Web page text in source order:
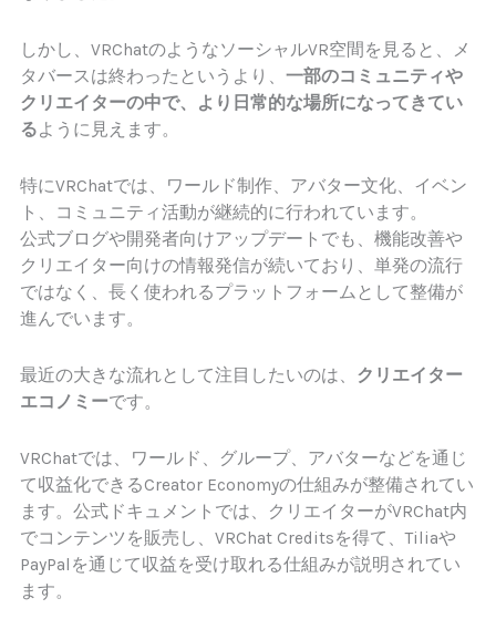
しかし、VRChatのようなソーシャルVR空間を見ると、メ
タバースは終わったというより、一部のコミュニティや
クリエイターの中で、より日常的な場所になってきてい
るように見えます。
特にVRChatでは、ワールド制作、アバター文化、イベン
ト、コミュニティ活動が継続的に行われています。
公式ブログや開発者向けアップデートでも、機能改善や
クリエイター向けの情報発信が続いており、単発の流行
ではなく、長く使われるプラットフォームとして整備が
進んでいます。
最近の大きな流れとして注目したいのは、 クリエイター
エコノミーです。
VRChatでは、ワールド、グループ、アバターなどを通じ
て収益化できるCreator Economyの仕組みが整備されてい
ます。公式ドキュメントでは、クリエイターがVRChat内
でコンテンツを販売し、VRChat Creditsを得て、Tiliaや
PayPalを通じて収益を受け取れる仕組みが説明されてい
ます。